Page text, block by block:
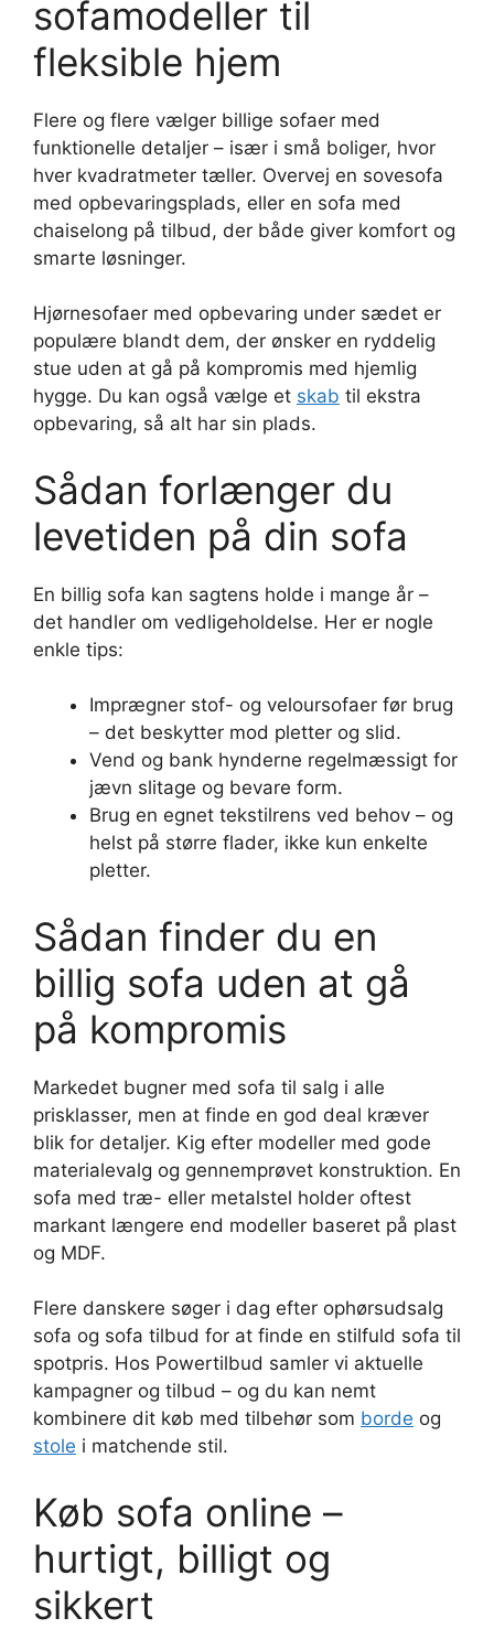
sofamodeller til
fleksible hjem
Flere og flere vælger billige sofaer med
funktionelle detaljer – især i små boliger, hvor
hver kvadratmeter tæller. Overvej en sovesofa
med opbevaringsplads, eller en sofa med
chaiselong på tilbud, der både giver komfort og
smarte løsninger.
Hjørnesofaer med opbevaring under sædet er
populære blandt dem, der ønsker en ryddelig
stue uden at gå på kompromis med hjemlig
hygge. Du kan også vælge et skab til ekstra
opbevaring, så alt har sin plads.
Sådan forlænger du
levetiden på din sofa
En billig sofa kan sagtens holde i mange år –
det handler om vedligeholdelse. Her er nogle
enkle tips:
Imprægner stof- og veloursofaer før brug
– det beskytter mod pletter og slid.
Vend og bank hynderne regelmæssigt for
jævn slitage og bevare form.
Brug en egnet tekstilrens ved behov – og
helst på større flader, ikke kun enkelte
pletter.
Sådan finder du en
billig sofa uden at gå
på kompromis
Markedet bugner med sofa til salg i alle
prisklasser, men at finde en god deal kræver
blik for detaljer. Kig efter modeller med gode
materialevalg og gennemprøvet konstruktion. En
sofa med træ- eller metalstel holder oftest
markant længere end modeller baseret på plast
og MDF.
Flere danskere søger i dag efter ophørsudsalg
sofa og sofa tilbud for at finde en stilfuld sofa til
spotpris. Hos Powertilbud samler vi aktuelle
kampagner og tilbud – og du kan nemt
kombinere dit køb med tilbehør som borde og
stole i matchende stil.
Køb sofa online –
hurtigt, billigt og
sikkert